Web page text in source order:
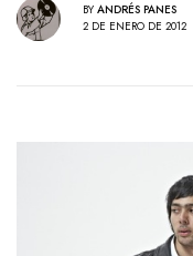
BY ANDRÉS PANES
2 DE ENERO DE 2012